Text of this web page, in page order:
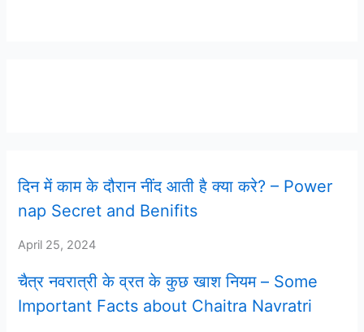
दिन में काम के दौरान नींद आती है क्या करे? – Power
nap Secret and Benifits
April 25, 2024
चैत्र नवरात्री के व्रत के कुछ खाश नियम – Some
Important Facts about Chaitra Navratri